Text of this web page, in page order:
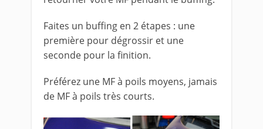
Faites un buffing en 2 étapes : une
première pour dégrossir et une
seconde pour la finition.
Préférez une MF à poils moyens, jamais
de MF à poils très courts.